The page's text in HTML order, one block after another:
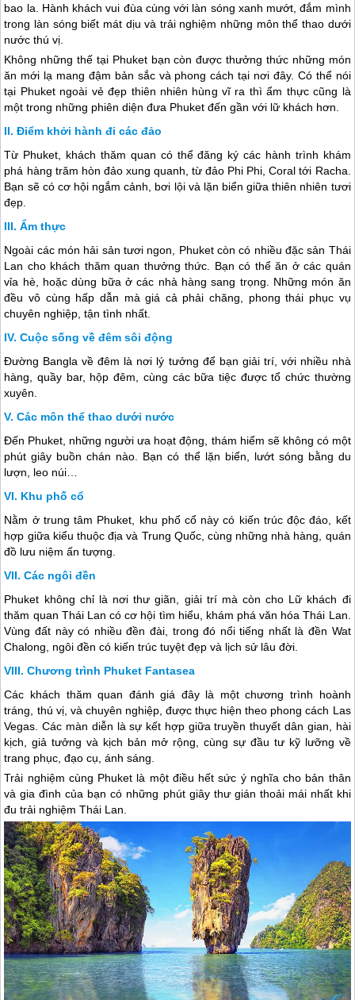
bao la. Hành khách vui đùa cùng với làn sóng xanh mướt, đắm mình
trong làn sóng biết mát dịu và trải nghiệm những môn thể thao dưới
nước thú vị.
Không những thế tại Phuket bạn còn được thưởng thức những món
ăn mới lạ mang đậm bản sắc và phong cách tại nơi đây. Có thể nói
tại Phuket ngoài vẻ đẹp thiên nhiên hùng vĩ ra thì ẩm thực cũng là
một trong những phiên diện đưa Phuket đến gần với lữ khách hơn.
Điểm khởi hành đi các đảo
Từ Phuket, khách thăm quan có thể đăng ký các hành trình khám
phá hàng trăm hòn đảo xung quanh, từ đảo Phi Phi, Coral tới Racha.
Bạn sẽ có cơ hội ngắm cảnh, bơi lội và lặn biển giữa thiên nhiên tươi
đẹp.
Ẩm thực
Ngoài các món hải sản tươi ngon, Phuket còn có nhiều đặc sản Thái
Lan cho khách thăm quan thưởng thức. Bạn có thể ăn ở các quán
vỉa hè, hoặc dùng bữa ở các nhà hàng sang trọng. Những món ăn
đều vô cùng hấp dẫn mà giá cả phải chăng, phong thái phục vụ
chuyên nghiệp, tận tình nhất.
Cuộc sống về đêm sôi động
Đường Bangla về đêm là nơi lý tưởng để bạn giải trí, với nhiều nhà
hàng, quầy bar, hộp đêm, cùng các bữa tiệc được tổ chức thường
xuyên.
Các môn thể thao dưới nước
Đến Phuket, những người ưa hoạt động, thám hiểm sẽ không có một
phút giây buồn chán nào. Bạn có thể lặn biển, lướt sóng bằng du
lượn, leo núi…
Khu phố cổ
Nằm ở trung tâm Phuket, khu phố cổ này có kiến trúc độc đáo, kết
hợp giữa kiểu thuộc địa và Trung Quốc, cùng những nhà hàng, quán
đồ lưu niệm ấn tượng.
Các ngôi đền
Phuket không chỉ là nơi thư giãn, giải trí mà còn cho Lữ khách đi
thăm quan Thái Lan có cơ hội tìm hiểu, khám phá văn hóaThái Lan
Vùng đất này có nhiều đền đài, trong đó nổi tiếng nhất là đền Wat
Chalong, ngôi đền có kiến trúc tuyệt đẹp và lịch sử lâu đời.
Chương trình Phuket Fantasea
Các khách thăm quan đánh giá đây là một chương trình hoành
tráng, thú vị, và chuyên nghiệp, được thực hiện theo phong cách Las
Vegas. Các màn diễn là sự kết hợp giữa truyền thuyết dân gian, hài
kịch, giả tưởng và kịch bản mở rộng, cùng sự đầu tư kỹ lưỡng về
trang phục, đạo cụ, ánh sáng.
Trải nghiệm cùng Phuket là một điều hết sức ý nghĩa cho bản thân
và gia đình của bạn có những phút giây thư gián thoải mái nhất khi
đu trải nghiệmThái Lan